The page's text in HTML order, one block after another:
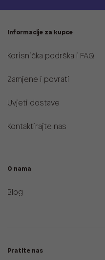
Informacije za kupce
Korisnička podrška i FAQ
Zamjene i povrati
Uvjeti dostave
Kontaktirajte nas
O nama
Blog
Pratite nas